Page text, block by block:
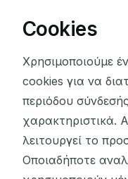
Cookies
Χρησιμοποιούμε
cookies για να
περιόδου
χαρακτηριστικά.
λειτουργεί το
Οποιαδήποτε